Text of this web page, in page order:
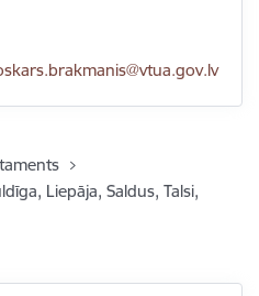
pasts:
Liepāja, Saldus, Talsi,